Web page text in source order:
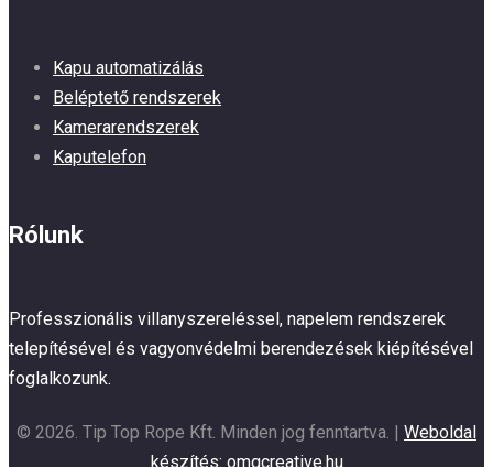
Kapu automatizálás
Beléptető rendszerek
Kamerarendszerek
Kaputelefon
Rólunk
Professzionális villanyszereléssel, napelem rendszerek
telepítésével és vagyonvédelmi berendezések kiépítésével
foglalkozunk.
© 2026. Tip Top Rope Kft. Minden jog fenntartva. | Weboldal
készítés: omgcreative.hu